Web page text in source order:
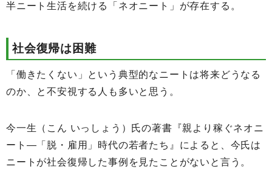
半ニート生活を続ける「ネオニート」が存在する。
社会復帰は困難
「働きたくない」という典型的なニートは将来どうなる
のか、と不安視する人も多いと思う。
今一生（こん いっしょう）氏の著書『親より稼ぐネオニ
ート―「脱・雇用」時代の若者たち』によると、今氏は
ニートが社会復帰した事例を見たことがないと言う。